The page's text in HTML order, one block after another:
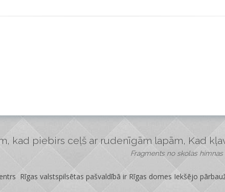
kad piebirs ceļš ar rudenīgām lapām, Kad
Fragments no skolas himnas
Rīgas valstspilsētas pašvaldībā ir Rīgas domes Iekšējo